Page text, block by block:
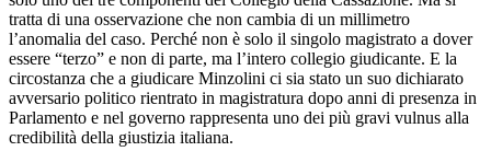
tratta di una osservazione che non cambia di un millimetro
l’anomalia del caso. Perché non è solo il singolo magistrato a dover
essere “terzo” e non di parte, ma l’intero collegio giudicante. E la
circostanza che a giudicare Minzolini ci sia stato un suo dichiarato
avversario politico rientrato in magistratura dopo anni di presenza in
Parlamento e nel governo rappresenta uno dei più gravi vulnus alla
credibilità della giustizia italiana.